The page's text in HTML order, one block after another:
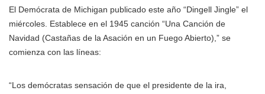
El Demócrata de Michigan publicado este año “Dingell Jingle” el
miércoles. Establece en el 1945 canción “Una Canción de
Navidad (Castañas de la Asación en un Fuego Abierto),” se
comienza con las líneas:
“Los demócratas sensación de que el presidente de la ira,